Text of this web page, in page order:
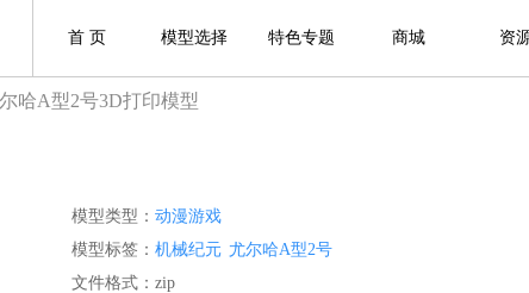
首 页 模型选择 特色专题 商城 资
哈A型2号3D打印模型
模型类型： 动漫游戏
模型标签： 机械纪元 尤尔哈A型2号
文件格式：zip